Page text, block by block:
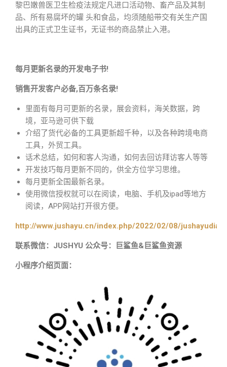
黎巴嫩兽医卫生检疫法规定凡进口活动物、畜产品及其制
品、所有易腐坏的罐 头和食品，均须随船带交有关生产国
出具的正式卫生证书，无证书的商品禁止入港。
每月更新名录的开发电子书!
销售开发客户必备,百万条名录!
里面有每月可更新的名录，展会资料，海关数据，跨
境，亚马逊可供下载
介绍了货代必备的工具更新超千种，以及各种跨境电商
工具，外贸工具。
话术总结，如何和客人沟通，如何去回访拜访客人等等
开发技巧每月更新不同的，供全方位学习思维。
每月更新全国最新名录。
使用微信授权就可以在阅读，电脑、手机及ipad等地方
阅读，APP网站打开很方便。
http://www.jushayu.cn/index.php/2022/02/08/
联系微信：JUSHYU 公众号：巨鲨鱼&巨鲨鱼资源
小程序介绍页面：